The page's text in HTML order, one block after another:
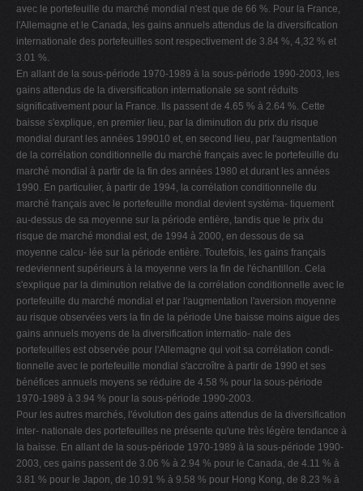
avec le portefeuille du marché mondial n'est que de 66 %. Pour la France,
l'Allemagne et le Canada, les gains annuels attendus de la diversification
internationale des portefeuilles sont respectivement de 3.84 %, 4,32 % et
3.01 %.
En allant de la sous-période 1970-1989 à la sous-période 1990-2003, les
gains attendus de la diversification internationale se sont réduits
significativement pour la France. Ils passent de 4.65 % à 2.64 %. Cette
baisse s'explique, en premier lieu, par la diminution du prix du risque
mondial durant les années 199010 et, en second lieu, par l'augmentation
de la corrélation conditionnelle du marché français avec le portefeuille du
marché mondial à partir de la fin des années 1980 et durant les années
1990. En particulier, à partir de 1994, la corrélation conditionnelle du
marché français avec le portefeuille mondial devient systéma- tiquement
au-dessus de sa moyenne sur la période entière, tandis que le prix du
risque de marché mondial est, de 1994 à 2000, en dessous de sa
moyenne calcu- lée sur la période entière. Toutefois, les gains français
redeviennent supérieurs à la moyenne vers la fin de l'échantillon. Cela
s'explique par la diminution relative de la corrélation conditionnelle avec le
portefeuille du marché mondial et par l'augmentation l'aversion moyenne
au risque observées vers la fin de la période Une baisse moins aigue des
gains annuels moyens de la diversification internatio- nale des
portefeuilles est observée pour l'Allemagne qui voit sa corrélation condi-
tionnelle avec le portefeuille mondial s'accroître à partir de 1990 et ses
bénéfices annuels moyens se réduire de 4.58 % pour la sous-période
1970-1989 à 3.94 % pour la sous-période 1990-2003.
Pour les autres marchés, l'évolution des gains attendus de la diversification
inter- nationale des portefeuilles ne présente qu'une très légère tendance à
la baisse. En allant de la sous-période 1970-1989 à la sous-période 1990-
2003, ces gains passent de 3.06 % à 2.94 % pour le Canada, de 4.11 % à
3.81 % pour le Japon, de 10.91 % à 9.58 % pour Hong Kong, de 8.23 % à